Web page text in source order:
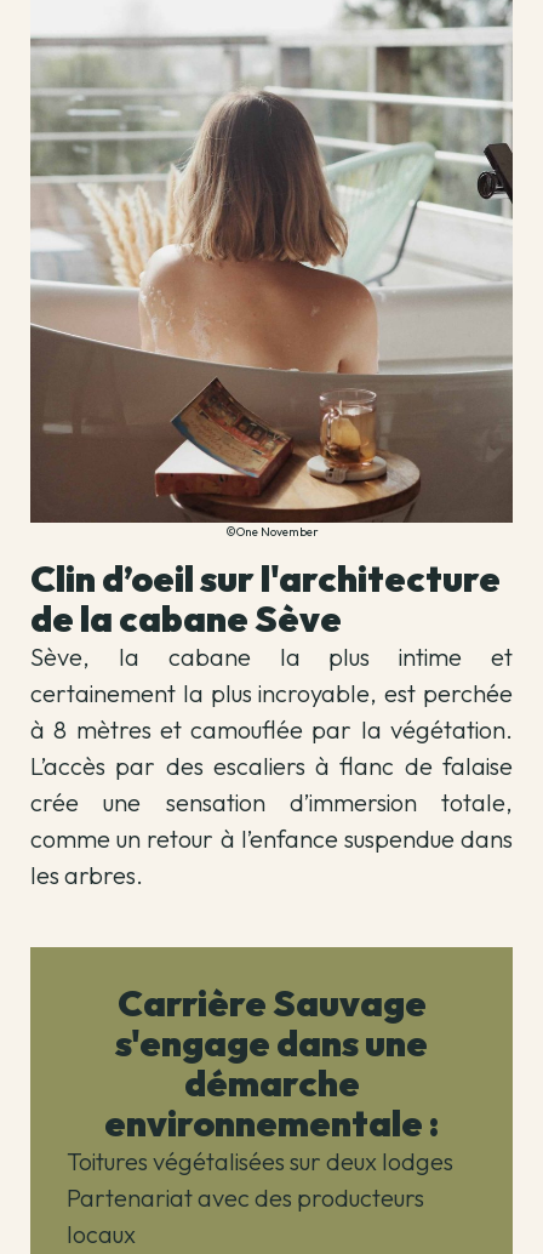
©One November
Clin d’oeil sur l'architecture
de la cabane Sève
Sève, la cabane la plus intime et
certainement la plus incroyable, est perchée
à 8 mètres et camouflée par la végétation.
L’accès par des escaliers à flanc de falaise
crée une sensation d’immersion totale,
comme un retour à l’enfance suspendue dans
les arbres.
Carrière Sauvage
s'engage dans une
démarche
environnementale :
Toitures végétalisées sur deux lodges
Partenariat avec des producteurs
locaux